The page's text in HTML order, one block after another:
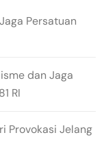
Persatuan
dan Jaga
RI
Provokasi Jelang